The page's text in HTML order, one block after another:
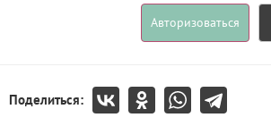
Авторизоваться
Поделиться: